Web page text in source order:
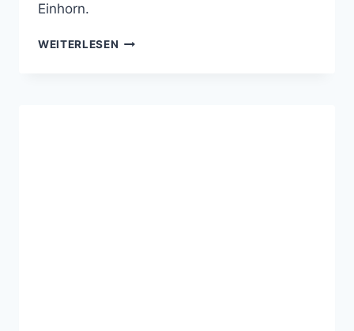
Einhorn.
WEITERLESEN NERDPORN